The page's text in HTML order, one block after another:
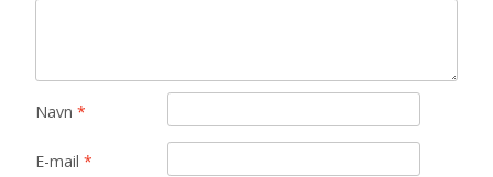
Navn *
E-mail *